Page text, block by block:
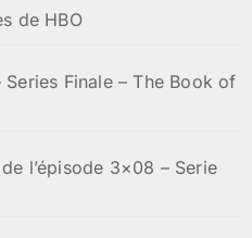
de HBO
Finale – The Book of
l’épisode 3×08 – Serie